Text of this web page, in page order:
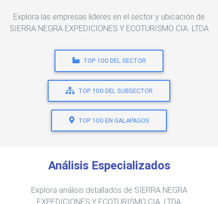
Explora las empresas líderes en el sector y ubicación de
SIERRA NEGRA EXPEDICIONES Y ECOTURISMO CIA. LTDA
TOP 100 DEL SECTOR
TOP 100 DEL SUBSECTOR
TOP 100 EN GALAPAGOS
Análisis Especializados
Explora análisis detallados de SIERRA NEGRA
EXPEDICIONES Y ECOTURISMO CIA. LTDA